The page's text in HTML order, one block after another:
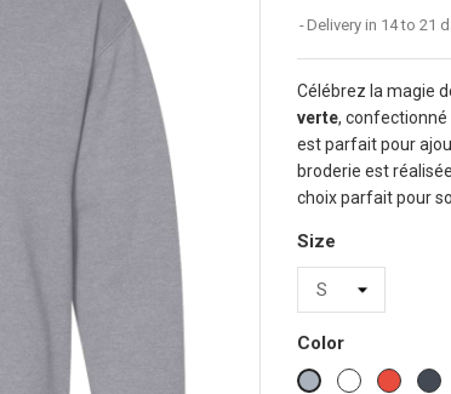
Delivery in 14 to 21
Célébrez la magie
verte, confectionné
est parfait pour
broderie est
choix parfait pour
Size
Color
Gris
WhiteRed